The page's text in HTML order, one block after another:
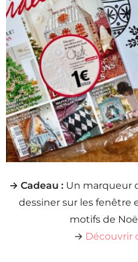
→ Cadeau : Un marqueur
dessiner sur les fenêtre
motifs de
→ Découvrir